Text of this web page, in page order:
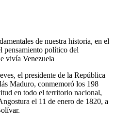
de nuestra historia, en el
pensamiento político del
vivía Venezuela
el presidente de la República
Maduro, conmemoró los 198
en todo el territorio nacional,
el 11 de enero de 1820, a